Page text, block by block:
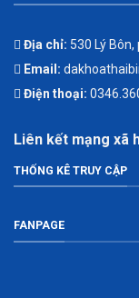
Địa chỉ: 530 Lý
Email:
Điện thoại:
Liên kết mạng xã
THỐNG KÊ TRUY CẬP
FANPAGE